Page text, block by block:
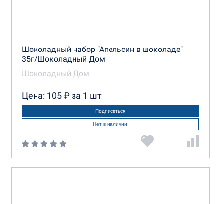
Шоколадный набор "Апельсин в шоколаде"
35г/Шоколадный Дом
Шоколадный Дом
Цена: 105 ₽ за 1 шт
Подписаться
Нет в наличии